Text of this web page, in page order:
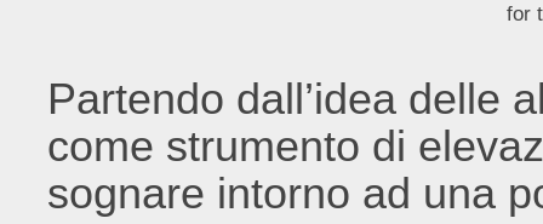
for
Partendo dall’idea delle
come strumento di
sognare intorno ad una